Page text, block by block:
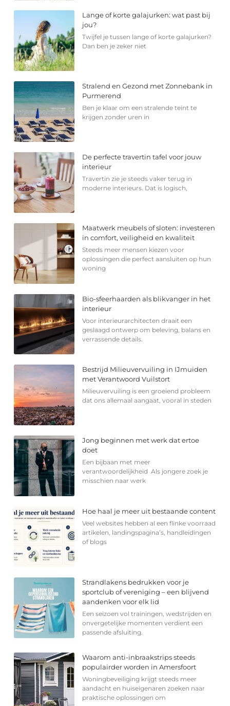
Lange of korte galajurken: wat past bij
jou?
Twijfel je tussen lange of korte galajurken?
Dan ben je zeker niet
Stralend en Gezond met Zonnebank in
Purmerend
Ben je klaar om een stralende teint te
krijgen zonder uren in
De perfecte travertin tafel voor jouw
interieur
Travertin zie je steeds vaker terug in
moderne interieurs. Dat is logisch,
Maatwerk meubels of sloten: investeren
in comfort, veiligheid en kwaliteit
Steeds meer mensen kiezen voor
oplossingen die perfect aansluiten op hun
woning
Bio-sfeerhaarden als blikvanger in het
interieur
Voor interieurarchitecten draait een
geslaagd ontwerp om beleving, balans en
verrassende details.
Bestrijd Milieuvervuiling in IJmuiden
met Verantwoord Vuilstort
Milieuvervuiling is een groeiend probleem
dat ons allemaal aangaat, vooral in steden
Jong beginnen met werk dat ertoe
doet
Een bijbaan met meer
verantwoordelijkheid Als jongere zoek je
misschien naar werk
Hoe haal je meer uit bestaande content
Veel websites hebben al een flinke voorraad
artikelen, landingspagina’s, handleidingen
of blogs
Strandlakens bedrukken voor je
sportclub of vereniging – een blijvend
aandenken voor elk lid
Een seizoen vol trainingen, wedstrijden en
onvergetelijke momenten verdient een
passende afsluiting.
Waarom anti-inbraakstrips steeds
populairder worden in Amersfoort
Woningbeveiliging krijgt steeds meer
aandacht en huiseigenaren zoeken naar
praktische oplossingen om